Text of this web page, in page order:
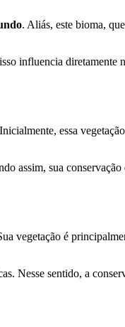
. Aliás, este bioma,
influencia diretamente
essa
assim, sua
vegetação é
Nesse sentido, a